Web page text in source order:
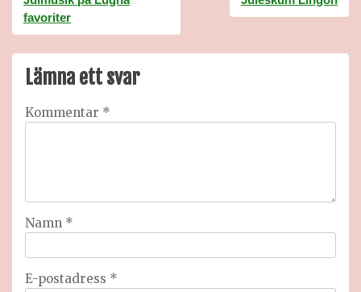
favoriter
Lämna ett svar
Kommentar *
Namn *
E-postadress *